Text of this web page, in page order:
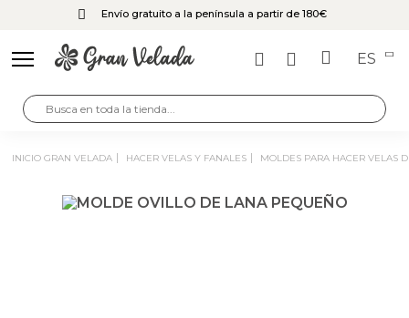
Envío gratuito a la península a partir de 180€
ES
INICIO GRAN VELADA HACER VELAS Y FANALES MOLDES PARA HACER VELAS